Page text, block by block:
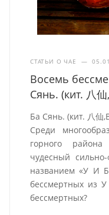
СТАТЬИ О ЧАЕ —
Восемь
Сянь. (кит. 八
Ба Сянь. (кит. 八仙
Среди
горного
чудесный
названием «У И
бессмертных из
бессмертных?